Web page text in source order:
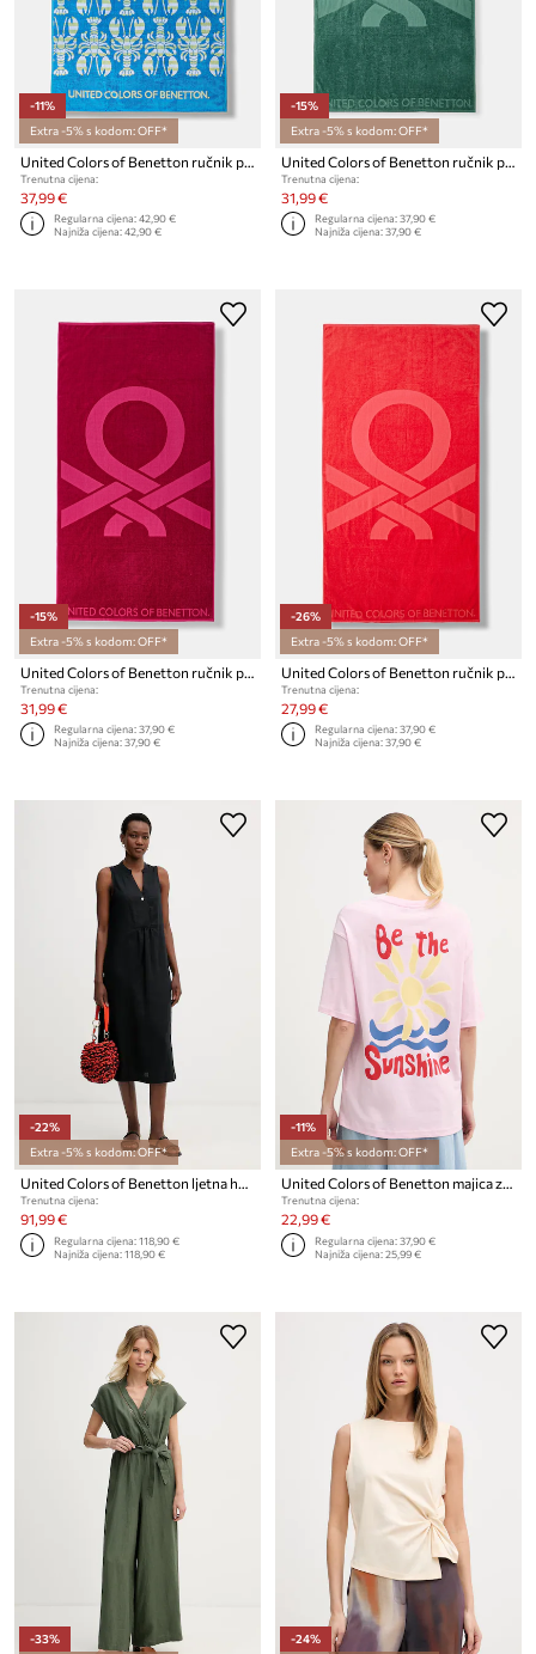
-11%
Extra -5% s kodom: OFF*
Trenutna cijena:
37,99 €
Regularna cijena:42,90 €
Najniža cijena:42,90 €
-15%
Extra -5% s kodom: OFF*
Trenutna cijena:
31,99 €
Regularna cijena:37,90 €
Najniža cijena:37,90 €
-15%
Extra -5% s kodom: OFF*
United Colors of Benetton ručnik pamučni
Trenutna cijena:
31,99 €
Regularna cijena:37,90 €
Najniža cijena:37,90 €
-26%
Extra -5% s kodom: OFF*
United Colors of Benetton ručnik pamučni
Trenutna cijena:
27,99 €
Regularna cijena:37,90 €
Najniža cijena:37,90 €
-22%
Extra -5% s kodom: OFF*
United Colors of Benetton ljetna haljina od lana
Trenutna cijena:
91,99 €
Regularna cijena:118,90 €
Najniža cijena:118,90 €
-11%
Extra -5% s kodom: OFF*
United Colors of Benetton majica za žene od pamuka
Trenutna cijena:
22,99 €
Regularna cijena:37,90 €
Najniža cijena:25,99 €
-33%
-24%